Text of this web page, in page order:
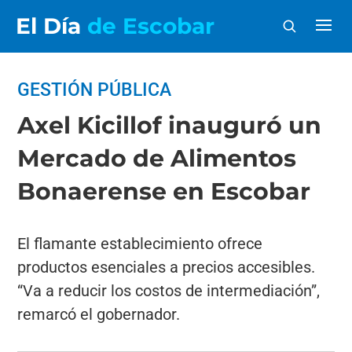
El Día de Escobar
GESTIÓN PÚBLICA
Axel Kicillof inauguró un
Mercado de Alimentos
Bonaerense en Escobar
El flamante establecimiento ofrece
productos esenciales a precios accesibles.
“Va a reducir los costos de intermediación”,
remarcó el gobernador.